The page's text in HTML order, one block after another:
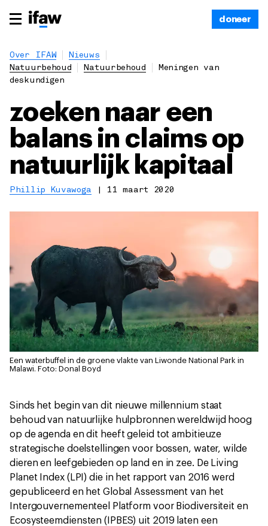
doneer
Over IFAW
Nieuws
Natuurbehoud
Natuurbehoud
Meningen van
deskundigen
zoeken naar een
balans in claims op
natuurlijk kapitaal
Phillip Kuvawoga 11 maart 2020
Een waterbuffel in de groene vlakte van Liwonde National Park in
Malawi. Foto: Donal Boyd
Sinds het begin van dit nieuwe millennium staat
behoud van natuurlijke hulpbronnen wereldwijd hoog
op de agenda en dit heeft geleid tot ambitieuze
strategische doelstellingen voor bossen, water, wilde
dieren en leefgebieden op land en in zee. De Living
Planet Index (LPI) die in het rapport van 2016 werd
gepubliceerd en het Global Assessment van het
Intergouvernementeel Platform voor Biodiversiteit en
Ecosysteemdiensten (IPBES) uit 2019 laten een